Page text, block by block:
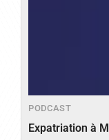
PODCAST
Expatriation à